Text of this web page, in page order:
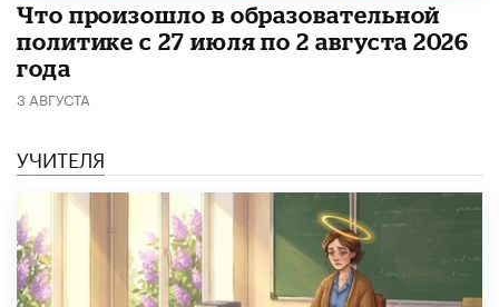
​Что произошло в образовательной
политике с 27 июля по 2 августа 2026
года
3 АВГУСТА
УЧИТЕЛЯ